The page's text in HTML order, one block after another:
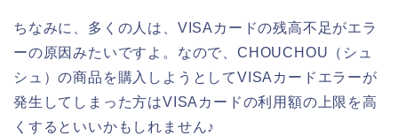
ちなみに、多くの人は、VISAカードの残高不足がエラ
ーの原因みたいですよ。なので、CHOUCHOU（シュ
シュ）の商品を購入しようとしてVISAカードエラーが
発生してしまった方はVISAカードの利用額の上限を高
くするといいかもしれません♪